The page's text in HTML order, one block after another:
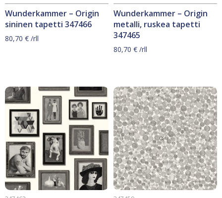
Wunderkammer – Origin
sininen tapetti 347466
80,70 € /rll
Wunderkammer – Origin
metalli, ruskea tapetti
347465
80,70 € /rll